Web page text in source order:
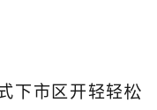
下市区开轻轻